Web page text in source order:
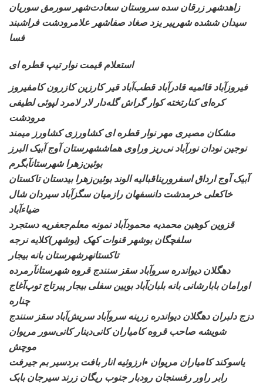
زاهدشهر زرقان سده سروستانسعادت‌شهر سورمق سوریان
سیدان ششده شهرپیر یزد صغاد صفاشهر علامرودشت فراشبند
فسا
استعلام قیمت نوار تیپ قطره ای
فیروزآباد قائمیه قادرآبادقطب‌آباد قیر کارزین کازرون کامفیروز
کره‌ای کنارتخته کوار گراش گله‌دار لار لامرد لپوئی لطیفی
مرودشت
مشکان مصیری مهر نوار قطره ای کشاورزی کشاورز میمند
نوجین نودان نورآباد نی‌ریز وراوی هماششهرستان آوج آبیک البرز
بوئین‌زهرا شهرستانآبگرم
آبیک آوج ارداق اسفروریناقبالیه الوند بوئین‌زهرا بیدستان تاکستان
خاکعلی خرمدشت دانسفهان رازمیان سگزآباد سیردان شال
ضیاءآباد
قزوین کوهین محمدیه محمودآباد نمونه معلم‌جعفریه دستجرد
سلفچگان بوشهر قنوات کهک (بوشهر)کلایه نرجه
تاکستانهرشهرستان بانه بیجار
دهگلاندیواندره سروآباد سقز سنندج قروه شهرستانآرمرده
اورامان بابارشانی بانه بلبان‌آباد بویین سفلی بیجار پیرتاج توپ‌آغاج
چناره
دزج دلبران دهگلان دیواندره زرینه سروآباد سریش‌آباد سقز سنندج
شویشه صاحب قروه کامیاران کانی‌دینار کانی‌سور مریوان
موچش
یاسوکند کامیاران مریوان •ارزوئیه انار بافت بردسیر بم جیرفت
رابر راور رفسنجان رودبار جنوب ریگان زرند سیرجان بابک